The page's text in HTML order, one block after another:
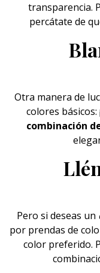
transparencia.
percátate de
Otra manera de
colores básicos: ¡
combinación
Pero si deseas un
por prendas de
color preferido.